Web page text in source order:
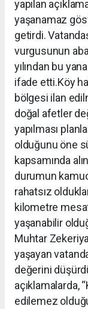
yapılan
yaşanamaz
getirdi.
vurgusunun
yılından bu
ifade etti.Köy
bölgesi ilan
doğal afetler
yapılması
olduğunu öne
kapsamında
durumun
rahatsız
kilometre
yaşanabilir
Muhtar Zekeriya
yaşayan
değerini
açıklamalarda,
edilemez